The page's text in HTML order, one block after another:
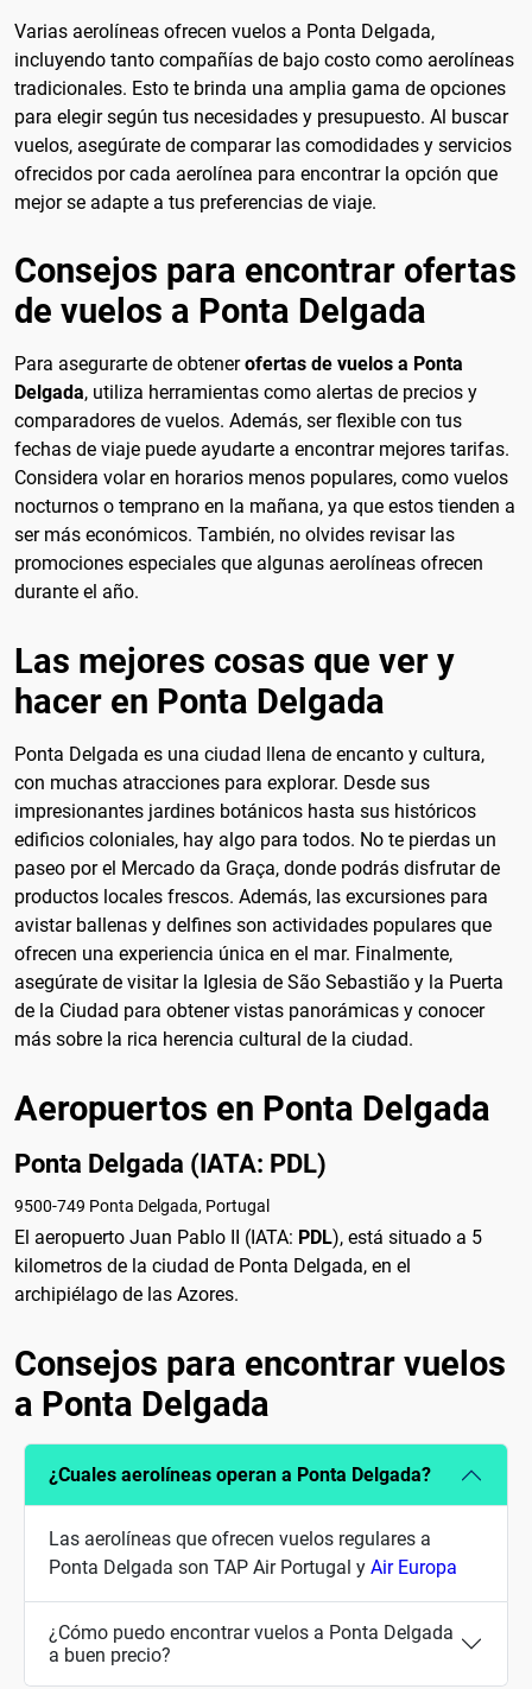
Varias aerolíneas ofrecen vuelos a Ponta Delgada,
incluyendo tanto compañías de bajo costo como aerolíneas
tradicionales. Esto te brinda una amplia gama de opciones
para elegir según tus necesidades y presupuesto. Al buscar
vuelos, asegúrate de comparar las comodidades y servicios
ofrecidos por cada aerolínea para encontrar la opción que
mejor se adapte a tus preferencias de viaje.
Consejos para encontrar ofertas
de vuelos a Ponta Delgada
Para asegurarte de obtenerofertas de vuelos a Ponta
Delgada, utiliza herramientas como alertas de precios y
comparadores de vuelos. Además, ser flexible con tus
fechas de viaje puede ayudarte a encontrar mejores tarifas.
Considera volar en horarios menos populares, como vuelos
nocturnos o temprano en la mañana, ya que estos tienden a
ser más económicos. También, no olvides revisar las
promociones especiales que algunas aerolíneas ofrecen
durante el año.
Las mejores cosas que ver y
hacer en Ponta Delgada
Ponta Delgada es una ciudad llena de encanto y cultura,
con muchas atracciones para explorar. Desde sus
impresionantes jardines botánicos hasta sus históricos
edificios coloniales, hay algo para todos. No te pierdas un
paseo por el Mercado da Graça, donde podrás disfrutar de
productos locales frescos. Además, las excursiones para
avistar ballenas y delfines son actividades populares que
ofrecen una experiencia única en el mar. Finalmente,
asegúrate de visitar la Iglesia de São Sebastião y la Puerta
de la Ciudad para obtener vistas panorámicas y conocer
más sobre la rica herencia cultural de la ciudad.
Aeropuertos en Ponta Delgada
Ponta Delgada (IATA: PDL)
9500-749 Ponta Delgada, Portugal
El aeropuerto Juan Pablo II (IATA: PDL), está situado a 5
kilometros de la ciudad de Ponta Delgada, en el
archipiélago de las Azores.
Consejos para encontrar vuelos
a Ponta Delgada
¿Cuales aerolíneas operan a Ponta Delgada?
Las aerolíneas que ofrecen vuelos regulares a
Ponta Delgada son TAP Air Portugal y Air Europa
¿Cómo puedo encontrar vuelos a Ponta Delgada
a buen precio?